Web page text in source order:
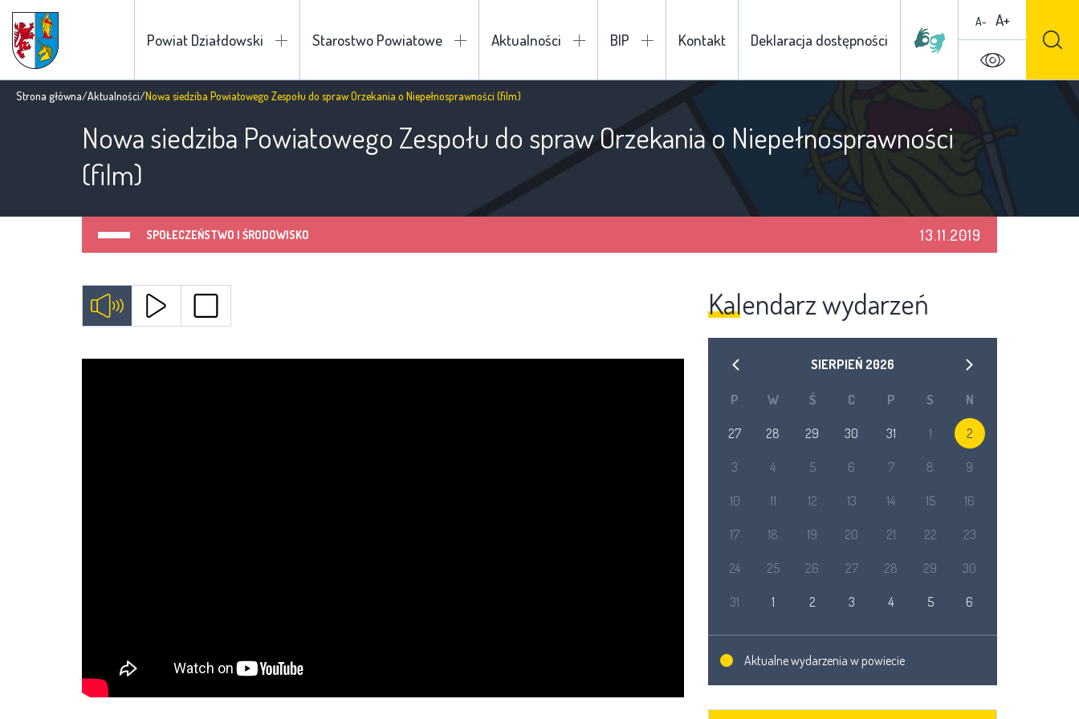
Powiat Działdowski Starostwo Powiatowe Aktualności BIP Kontakt Deklaracja dostępności
A- A+
Strona główna/Aktualności/Nowa siedziba Powiatowego Zespołu do spraw Orzekania o Niepełnosprawności (film)
Nowa siedziba Powiatowego Zespołu do spraw Orzekania o Niepełnosprawności
(film)
SPOŁECZEŃSTWO I ŚRODOWISKO 13.11.2019
Kalendarz wydarzeń
SIERPIEŃ 2026
P W Ś C P S N
27 28 29 30 31 1 2
3 4 5 6 7 8 9
10 11 12 13 14 15 16
17 18 19 20 21 22 23
24 25 26 27 28 29 30
31 1 2 3 4 5 6
Aktualne wydarzenia w powiecie